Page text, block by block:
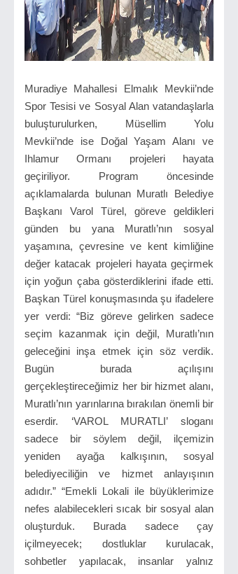
Muradiye Mahallesi Elmalık Mevkii’nde
Spor Tesisi ve Sosyal Alan vatandaşlarla
buluşturulurken, Müsellim Yolu
Mevkii’nde ise Doğal Yaşam Alanı ve
Ihlamur Ormanı projeleri hayata
geçiriliyor. Program öncesinde
açıklamalarda bulunan Muratlı Belediye
Başkanı Varol Türel, göreve geldikleri
günden bu yana Muratlı’nın sosyal
yaşamına, çevresine ve kent kimliğine
değer katacak projeleri hayata geçirmek
için yoğun çaba gösterdiklerini ifade etti.
Başkan Türel konuşmasında şu ifadelere
yer verdi: “Biz göreve gelirken sadece
seçim kazanmak için değil, Muratlı’nın
geleceğini inşa etmek için söz verdik.
Bugün burada açılışını
gerçekleştireceğimiz her bir hizmet alanı,
Muratlı’nın yarınlarına bırakılan önemli bir
eserdir. ‘VAROL MURATLI’ sloganı
sadece bir söylem değil, ilçemizin
yeniden ayağa kalkışının, sosyal
belediyeciliğin ve hizmet anlayışının
adıdır.” “Emekli Lokali ile büyüklerimize
nefes alabilecekleri sıcak bir sosyal alan
oluşturduk. Burada sadece çay
içilmeyecek; dostluklar kurulacak,
sohbetler yapılacak, insanlar yalnız